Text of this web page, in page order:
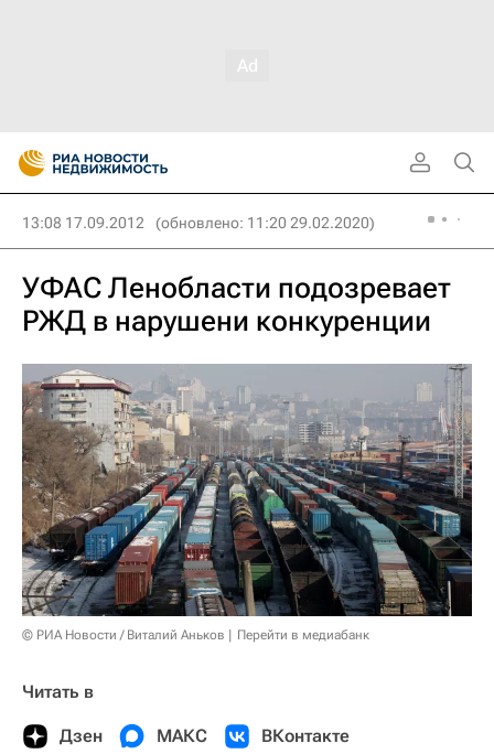
13:08 17.09.2012 (обновлено: 11:20 29.02.2020)
УФАС Ленобласти подозревает
РЖД в нарушени конкуренции
© РИА Новости / Виталий Аньков Перейти в медиабанк
Читать в
Дзен МАКС ВКонтакте